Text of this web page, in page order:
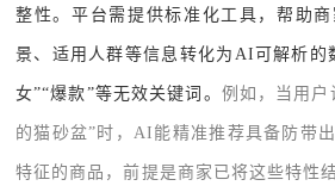
整性。平台需提供标准化工具，帮助
景、适用人群等信息转化为AI可解析的
女”“爆款”等无效关键词。 例如，当用户
的猫砂盆”时，AI能精准推荐具备防带
特征的商品，前提是商家已将这些特性